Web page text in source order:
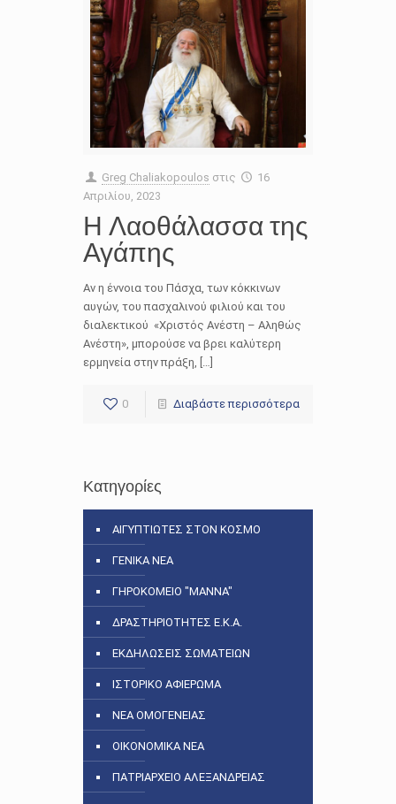
Greg Chaliakopoulos στις
16
Απριλίου, 2023
Η Λαοθάλασσα της
Αγάπης
Αν η έννοια του Πάσχα, των κόκκινων
αυγών, του πασχαλινού φιλιού και του
διαλεκτικού «Χριστός Ανέστη – Αληθώς
Ανέστη», μπορούσε να βρει καλύτερη
ερμηνεία στην πράξη, […]
0 Διαβάστε περισσότερα
Κατηγορίες
ΑΙΓΥΠΤΙΩΤΕΣ ΣΤΟΝ ΚΟΣΜΟ
ΓΕΝΙΚΑ ΝΕΑ
ΓΗΡΟΚΟΜΕΙΟ "ΜΑΝΝΑ"
ΔΡΑΣΤΗΡΙΟΤΗΤΕΣ Ε.Κ.Α.
ΕΚΔΗΛΩΣΕΙΣ ΣΩΜΑΤΕΙΩΝ
ΙΣΤΟΡΙΚΟ ΑΦΙΕΡΩΜΑ
ΝΕΑ ΟΜΟΓΕΝΕΙΑΣ
ΟΙΚΟΝΟΜΙΚΑ ΝΕΑ
ΠΑΤΡΙΑΡΧΕΙΟ ΑΛΕΞΑΝΔΡΕΙΑΣ